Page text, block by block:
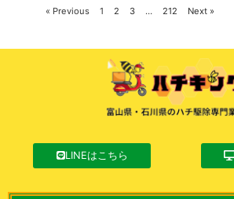
« Previous 1 2 3 … 212 Next »
LINEはこちら